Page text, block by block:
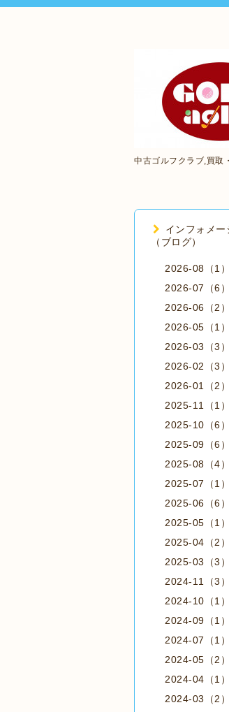
中古ゴルフクラブ,買取
インフォメー
（ブログ）
2026-08（1）
2026-07（6）
2026-06（2）
2026-05（1）
2026-03（3）
2026-02（3）
2026-01（2）
2025-11（1）
2025-10（6）
2025-09（6）
2025-08（4）
2025-07（1）
2025-06（6）
2025-05（1）
2025-04（2）
2025-03（3）
2024-11（3）
2024-10（1）
2024-09（1）
2024-07（1）
2024-05（2）
2024-04（1）
2024-03（2）